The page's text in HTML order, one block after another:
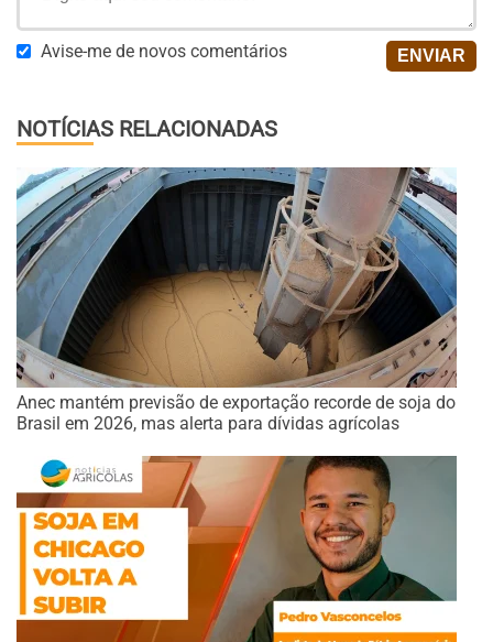
Avise-me de novos comentários
NOTÍCIAS RELACIONADAS
Anec mantém previsão de exportação recorde de soja do
Brasil em 2026, mas alerta para dívidas agrícolas